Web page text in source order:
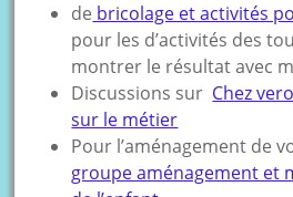
de bricolage et activités
pour les d’activités des
montrer le résultat avec
Discussions sur Chez
sur le métier
Pour l’aménagement de
groupe aménagement et